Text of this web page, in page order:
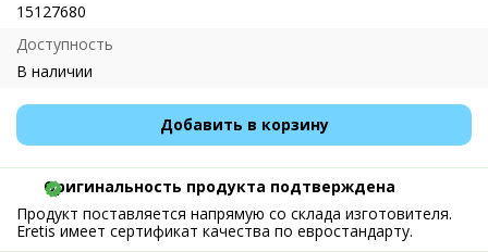
15127680
Доступность
В наличии
Добавить в корзину
Оригинальность продукта подтверждена
Продукт поставляется напрямую со склада изготовителя.
Eretis имеет сертификат качества по евростандарту.